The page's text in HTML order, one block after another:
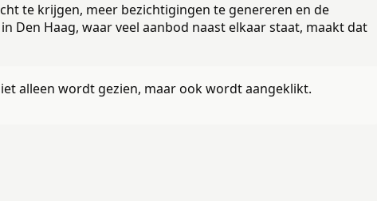
te krijgen, meer bezichtigingen te genereren en de
Den Haag, waar veel aanbod naast elkaar staat, maakt dat
alleen wordt gezien, maar ook wordt aangeklikt.